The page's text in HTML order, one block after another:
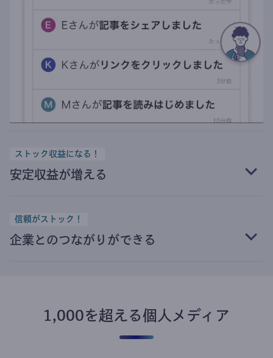
ストック収益になる！
安定収益が増える
信頼がストック！
企業とのつながりができる
1,000を超える個人メディア